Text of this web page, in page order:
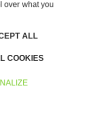
interlocuteurs en
over what you
ALL
COOKIES